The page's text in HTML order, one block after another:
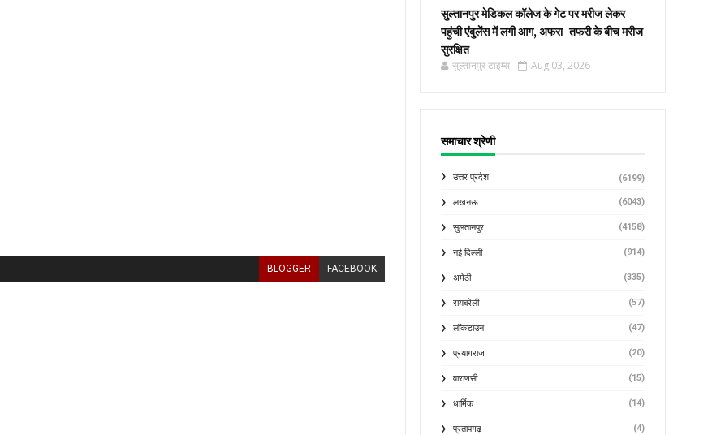
BLOGGER FACEBOOK
सुल्तानपुर मेडिकल कॉलेज के गेट पर मरीज लेकर
पहुंची एंबुलेंस में लगी आग, अफरा-तफरी के बीच मरीज
सुरक्षित
सुल्तानपुर टाइम्स Aug 03, 2026
समाचार श्रेणी
उत्तर प्रदेश (6199)
लखनऊ (6043)
सुलतानपुर (4158)
नई दिल्ली (914)
अमेठी (335)
रायबरेली (57)
लॉकडाउन (47)
प्रयागराज (20)
वाराणसी (15)
धार्मिक (14)
प्रतापगढ़ (4)